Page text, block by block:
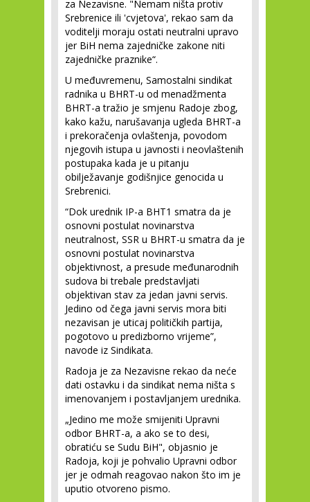
za Nezavisne. "Nemam ništa protiv
Srebrenice ili 'cvjetova', rekao sam da
voditelji moraju ostati neutralni upravo
jer BiH nema zajedničke zakone niti
zajedničke praznike“.
U međuvremenu, Samostalni sindikat
radnika u BHRT-u od menadžmenta
BHRT-a tražio je smjenu Radoje zbog,
kako kažu, narušavanja ugleda BHRT-a
i prekoračenja ovlaštenja, povodom
njegovih istupa u javnosti i neovlaštenih
postupaka kada je u pitanju
obilježavanje godišnjice genocida u
Srebrenici.
“Dok urednik IP-a BHT1 smatra da je
osnovni postulat novinarstva
neutralnost, SSR u BHRT-u smatra da je
osnovni postulat novinarstva
objektivnost, a presude međunarodnih
sudova bi trebale predstavljati
objektivan stav za jedan javni servis.
Jedino od čega javni servis mora biti
nezavisan je uticaj političkih partija,
pogotovo u predizborno vrijeme”,
navode iz Sindikata.
Radoja je za Nezavisne rekao da neće
dati ostavku i da sindikat nema ništa s
imenovanjem i postavljanjem urednika.
„Jedino me može smijeniti Upravni
odbor BHRT-a, a ako se to desi,
obratiću se Sudu BiH", objasnio je
Radoja, koji je pohvalio Upravni odbor
jer je odmah reagovao nakon što im je
uputio otvoreno pismo.